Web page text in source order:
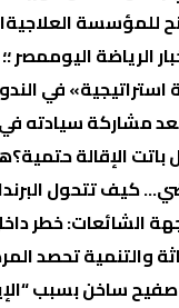
للمؤسسة العلاجية
الرياضة اليوممصر
استراتيجية» في
مشاركة سيادته
الإقالة حتمية؟
كيف تتحول
الشائعات: خطر
والتنمية تحصد
ساخن بسبب